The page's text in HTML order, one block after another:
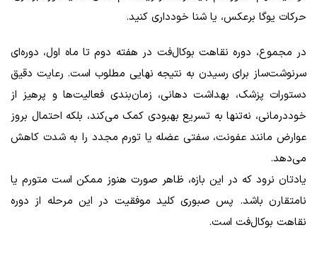
حرکات یوگا برعکس، یا شنا خودداری کنید.
در مجموع، دوره نقاهت بوکال‌فت در هفته دوم تا ماه اول، دوره‌ای
سرنوشت‌ساز برای رسیدن به نتیجه نهایی مطلوب است. رعایت دقیق
دستورات پزشک، بهداشت دهانی، زمان‌بندی فعالیت‌ها و پرهیز از
خوددرمانی، نه‌تنها به تسریع بهبودی کمک می‌کند، بلکه احتمال بروز
عوارض مانند عفونت، سفتی عضله یا تورم مجدد را به شدت کاهش
می‌دهد.
یادتان نرود که در این بازه، ظاهر صورت هنوز ممکن است متورم یا
نامتقارن باشد. پس صبوری کلید موفقیت در این مرحله از دوره
نقاهت بوکال‌فت است.